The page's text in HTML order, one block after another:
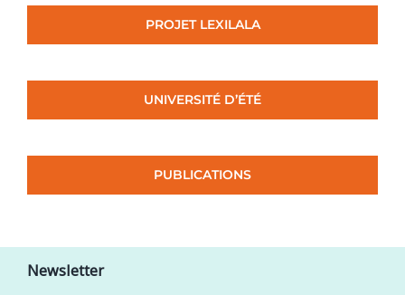
PROJET LEXILALA
UNIVERSITÉ D’ÉTÉ
PUBLICATIONS
Newsletter